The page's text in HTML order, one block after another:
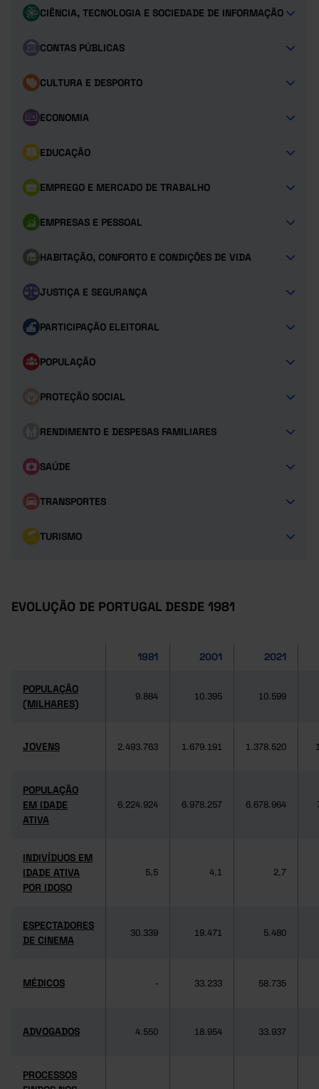
CIÊNCIA, TECNOLOGIA E SOCIEDADE DE INFORMAÇÃO
CONTAS PÚBLICAS
CULTURA E DESPORTO
ECONOMIA
EDUCAÇÃO
EMPREGO E MERCADO DE TRABALHO
EMPRESAS E PESSOAL
HABITAÇÃO, CONFORTO E CONDIÇÕES DE VIDA
JUSTIÇA E SEGURANÇA
PARTICIPAÇÃO ELEITORAL
POPULAÇÃO
PROTEÇÃO SOCIAL
RENDIMENTO E DESPESAS FAMILIARES
SAÚDE
TRANSPORTES
TURISMO
EVOLUÇÃO DE PORTUGAL DESDE 1981
1981 2001 2021
POPULAÇÃO
(MILHARES)
9.884 10.395 10.599
JOVENS 2.493.763 1.679.191 1.378.520
POPULAÇÃO
EM IDADE
ATIVA
6.224.924 6.978.257 6.678.964
INDIVÍDUOS EM
IDADE ATIVA
POR IDOSO
5,5 4,1 2,7
ESPECTADORES
DE CINEMA
30.339 19.471 5.480
MÉDICOS - 33.233 58.735
ADVOGADOS 4.550 18.954 33.937
PROCESSOS